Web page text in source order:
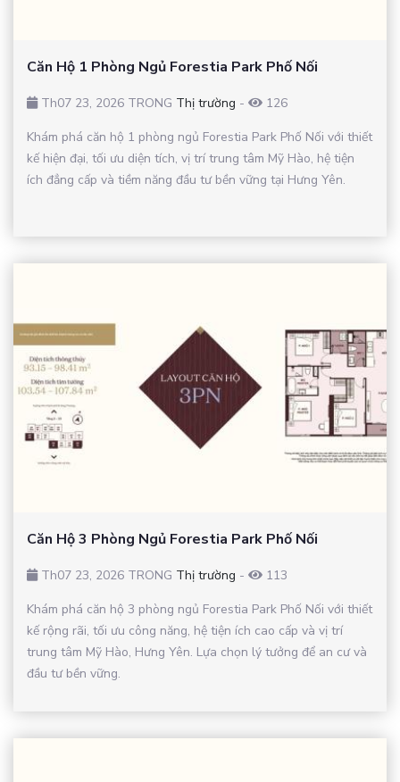
Căn Hộ 1 Phòng Ngủ Forestia Park Phố Nối
Th07 23, 2026 TRONG Thị trường -
126
Khám phá căn hộ 1 phòng ngủ Forestia Park Phố Nối với thiết
kế hiện đại, tối ưu diện tích, vị trí trung tâm Mỹ Hào, hệ tiện
ích đẳng cấp và tiềm năng đầu tư bền vững tại Hưng Yên.
Căn Hộ 3 Phòng Ngủ Forestia Park Phố Nối
Th07 23, 2026 TRONG Thị trường -
113
Khám phá căn hộ 3 phòng ngủ Forestia Park Phố Nối với thiết
kế rộng rãi, tối ưu công năng, hệ tiện ích cao cấp và vị trí
trung tâm Mỹ Hào, Hưng Yên. Lựa chọn lý tưởng để an cư và
đầu tư bền vững.